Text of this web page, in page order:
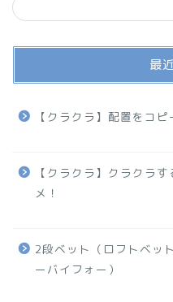
最
【クラクラ】配置をコ
【クラクラ】クラクラ
メ！
2段ベット（ロフトベッ
ーバイフォー）